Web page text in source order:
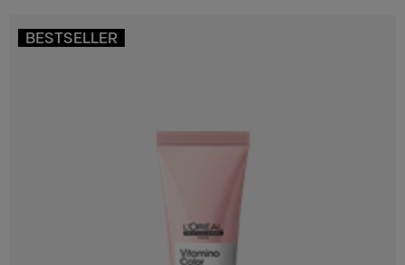
BESTSELLER